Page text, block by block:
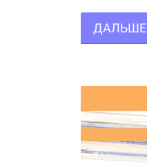
ДАЛЬШЕ